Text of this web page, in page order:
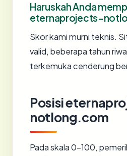
Haruskah Anda
eternaprojects-
Skor kami murni teknis.
valid, beberapa tahun
terkemuka cenderung
Posisi
notlong.com
Pada skala 0-100,